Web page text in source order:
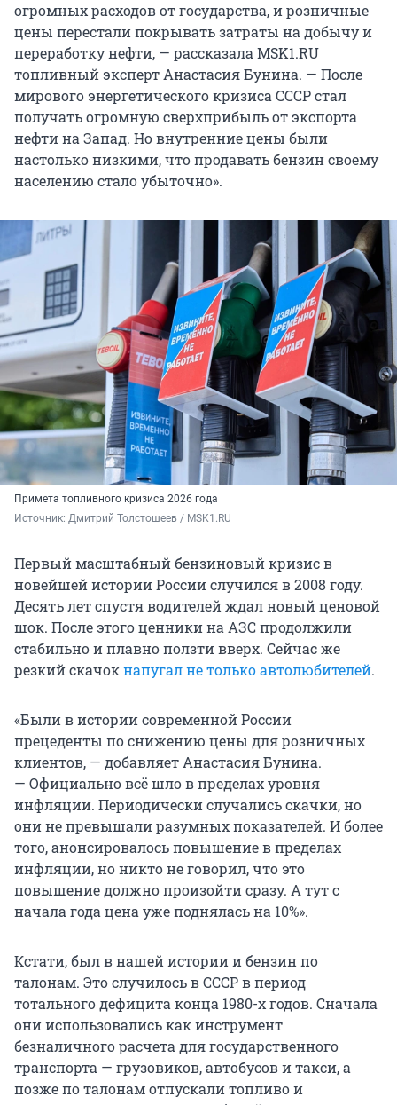
огромных расходов от государства, и розничные
цены перестали покрывать затраты на добычу и
переработку нефти, — рассказала MSK1.RU
топливный эксперт Анастасия Бунина. — После
мирового энергетического кризиса СССР стал
получать огромную сверхприбыль от экспорта
нефти на Запад. Но внутренние цены были
настолько низкими, что продавать бензин своему
населению стало убыточно».
Примета топливного кризиса 2026 года
Источник: Дмитрий Толстошеев / MSK1.RU
Первый масштабный бензиновый кризис в
новейшей истории России случился в 2008 году.
Десять лет спустя водителей ждал новый ценовой
шок. После этого ценники на АЗС продолжили
стабильно и плавно ползти вверх. Сейчас же
резкий скачокнапугал не только автолюбителей.
«Были в истории современной России
прецеденты по снижению цены для розничных
клиентов, — добавляет Анастасия Бунина.
— Официально всё шло в пределах уровня
инфляции. Периодически случались скачки, но
они не превышали разумных показателей. И более
того, анонсировалось повышение в пределах
инфляции, но никто не говорил, что это
повышение должно произойти сразу. А тут с
начала года цена уже поднялась на 10%».
Кстати, был в нашей истории и бензин по
талонам. Это случилось в СССР в период
тотального дефицита конца 1980-х годов. Сначала
они использовались как инструмент
безналичного расчета для государственного
транспорта — грузовиков, автобусов и такси, а
позже по талонам отпускали топливо и